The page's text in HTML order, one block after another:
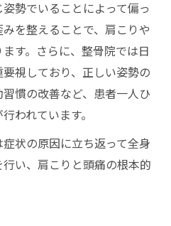
勢でいることによって偏っ
を整えることで、肩こりや
す。さらに、整骨院では日
視しており、正しい姿勢の
慣の改善など、患者一人ひ
われています。
状の原因に立ち返って全身
い、肩こりと頭痛の根本的